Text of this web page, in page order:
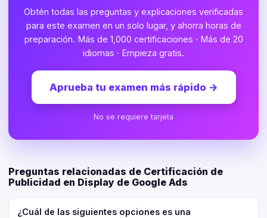
Obtén todas las preguntas y explicaciones verificadas
para este examen en un solo lugar, y ahorra horas de
preparación. Más de 1,000 certificaciones · Más de 20
idiomas · Empieza gratis.
Aprueba tu examen más rápido →
No se requiere tarjeta
Preguntas relacionadas de Certificación de
Publicidad en Display de Google Ads
¿Cuál de las siguientes opciones es una